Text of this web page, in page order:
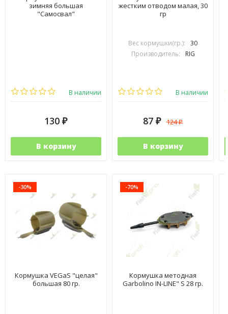
зимняя большая
"Самосвал"
В наличии
130 ₽
В корзину
жестким отводом малая, 30
гр
Вес кормушки(гр.):
30
Производитель:
RIG
В наличии
87 ₽ 124₽
В корзину
-30%
Кормушка VEGaS "целая"
большая 80 гр.
-70%
Кормушка методная
Garbolino IN-LINE" S 28 гр.